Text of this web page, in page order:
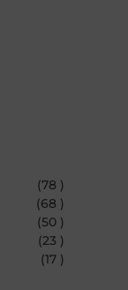
(78 )
(68 )
(50 )
(23 )
(17 )